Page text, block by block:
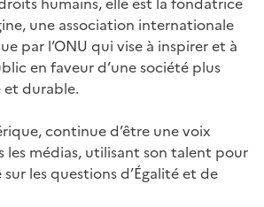
une association internationale
par l’ONU qui vise à inspirer et à
en faveur d’une société plus
et durable.
continue d’être une voix
les médias, utilisant son talent pour
les questions d’Égalité et de